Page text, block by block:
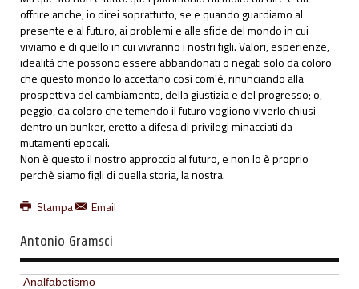
offrire anche, io direi soprattutto, se e quando guardiamo al
presente e al futuro, ai problemi e alle sfide del mondo in cui
viviamo e di quello in cui vivranno i nostri figli. Valori, esperienze,
idealità che possono essere abbandonati o negati solo da coloro
che questo mondo lo accettano così com'è, rinunciando alla
prospettiva del cambiamento, della giustizia e del progresso; o,
peggio, da coloro che temendo il futuro vogliono viverlo chiusi
dentro un bunker, eretto a difesa di privilegi minacciati da
mutamenti epocali.
Non è questo il nostro approccio al futuro, e non lo è proprio
perchè siamo figli di quella storia, la nostra.
Stampa
Email
Antonio Gramsci
Analfabetismo